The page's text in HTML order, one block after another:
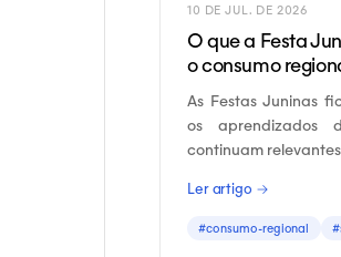
10 DE JUL. DE 2026
O que a Festa
o consumo
As Festas Juninas
os aprendizados
continuam
Ler artigo →
#consumo-regional